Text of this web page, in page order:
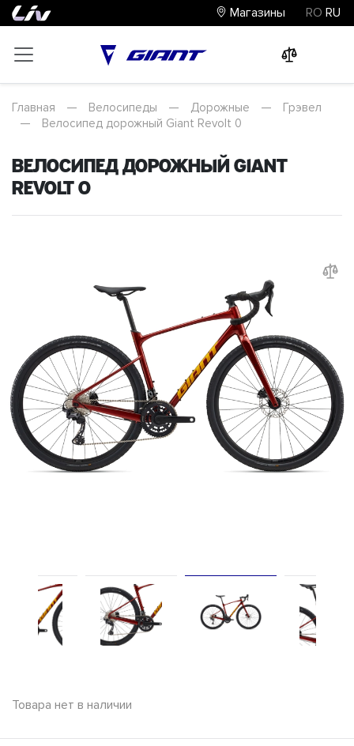
Магазины RO RU
Главная — Велосипеды — Дорожные —
Грэвел
—
Велосипед дорожный Giant Revolt 0
Велосипед дорожный Giant
Revolt 0
Товара нет в наличии